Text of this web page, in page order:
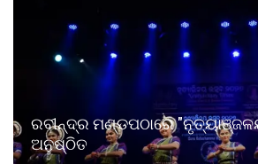
ରବୀନ୍ଦ୍ର ମଣ୍ଡପଠାରେ
ଅନୁଷ୍ଠିତ